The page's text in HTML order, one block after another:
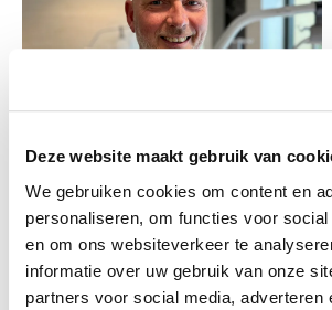
Deze website maakt gebruik van
We gebruiken cookies om content en
personaliseren, om functies voor
en om ons websiteverkeer te
informatie over uw gebruik van onze
partners voor social media, adverteren
“maar zorg is waar ik écht blij
van word”